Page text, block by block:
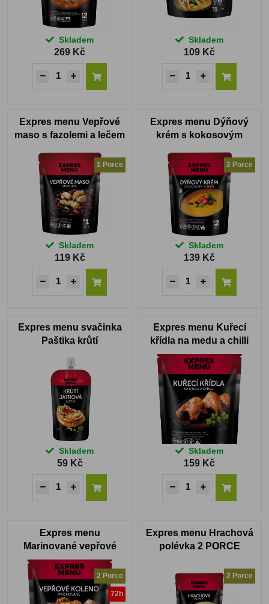
Skladem
269 Kč
Skladem
109 Kč
Expres menu Vepřové
maso s fazolemi a lečem
1 Porce
Skladem
119 Kč
Expres menu Dýňový
krém s kokosovým
2 Porce
Skladem
139 Kč
Expres menu svačinka
Paštika krůtí
Skladem
59 Kč
Expres menu Kuřecí
křídla na medu a chilli
300g
Skladem
159 Kč
Expres menu
Marinované vepřové
koleno 2 PORCE
2 Porce
72h
Expres menu Hrachová
polévka 2 PORCE
2 Porce